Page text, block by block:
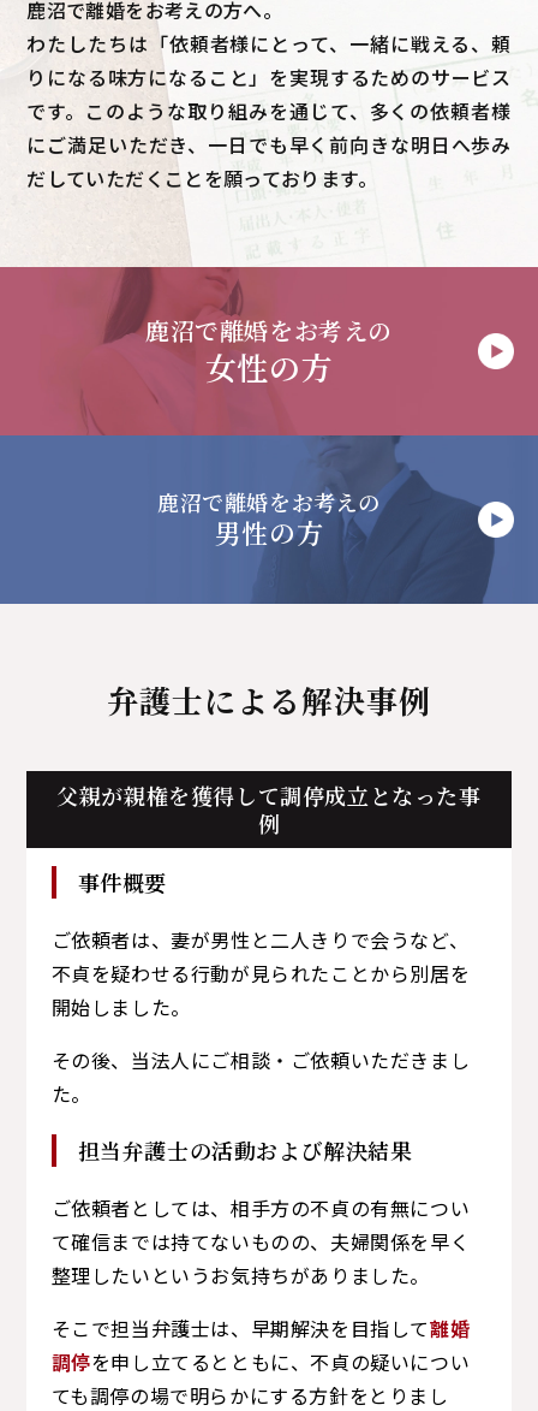
鹿沼で離婚をお考えの方へ。
わたしたちは「依頼者様にとって、一緒に戦える、頼
りになる味方になること」を実現するためのサービス
です。このような取り組みを通じて、多くの依頼者様
にご満足いただき、一日でも早く前向きな明日へ歩み
だしていただくことを願っております。
鹿沼で離婚をお考えの
女性の方
鹿沼で離婚をお考えの
男性の方
弁護士による解決事例
父親が親権を獲得して調停成立となった事
例
事件概要
ご依頼者は、妻が男性と二人きりで会うなど、
不貞を疑わせる行動が見られたことから別居を
開始しました。
その後、当法人にご相談・ご依頼いただきまし
た。
担当弁護士の活動および解決結果
ご依頼者としては、相手方の不貞の有無につい
て確信までは持てないものの、夫婦関係を早く
整理したいというお気持ちがありました。
そこで担当弁護士は、早期解決を目指して離婚
調停を申し立てるとともに、不貞の疑いについ
ても調停の場で明らかにする方針をとりまし